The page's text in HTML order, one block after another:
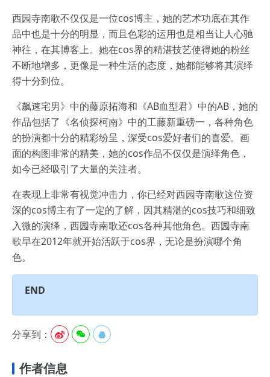
西园寺南歌不仅仅是一位cos博主，她的艺术功底在其作
品中也是十分的明显，而且色彩的运用也是相当让人心驰
神往，在其博客上。她在cos界的精湛技艺使得她的粉丝
不断地增多，更像是一种生活的态度，她都能够将其演绎
得十分到位。
《飙速宅男》中的藤原拓海和《AB血型君》中的AB，她的
作品包括了《名侦探柯南》中的工藤新重磅一，各种角色
的扮演都十分的精彩纷呈，深受cos爱好者们的喜爱。画
面的构图非常的精美，她的cos作品不仅仅是演绎角色，
如今已经吸引了大量的关注者。
在表现上非常有视觉冲击力，你已经对西园寺南歌这位资
深的cos博主有了一定的了解，因其精湛的cos技巧和细致
入微的演绎，西园寺南歌还cos各种其他角色。西园寺南
歌早在2012年就开始活跃于cos界，无论是扮演哪个角
色。
END
分享到：   
作者信息